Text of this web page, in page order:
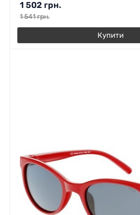
1 502 грн.
1 541грн.
Купити